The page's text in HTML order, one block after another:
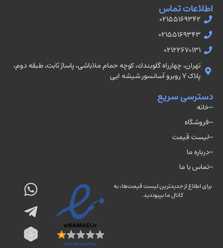
دسترسی سریع
خانه
فروشگاه
لیست قیمت
درباره ما
تماس با ما
اطلاعات تماس
02155169342
02155169343
02122670131
تهران، چهارراه گلوبندك، كوچه حمام ملاباشى، پاساژ ثابت، طبقه دوم،
پلاک ۷ روبرو آسانسور شيشه ايى
برای اطلاع از جدیدترین لیست قیمت‌ها، به
کانال ما بپیوندید.